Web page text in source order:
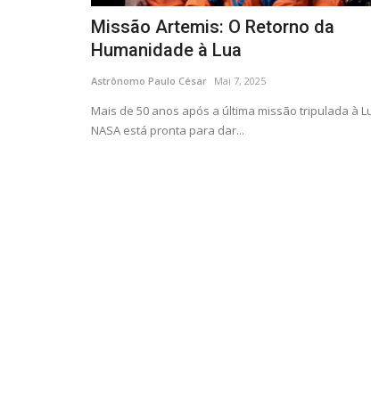
Missão Artemis: O Retorno da
Humanidade à Lua
Astrônomo Paulo César Mai 7, 2025
Mais de 50 anos após a última missão tripulada à
NASA está pronta para dar...